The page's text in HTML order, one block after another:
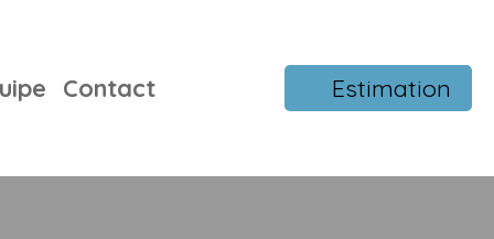
Contact Estimation